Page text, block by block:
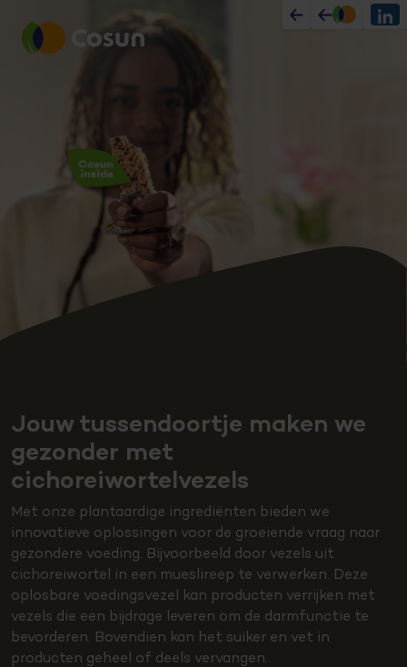
cosun.nl
Jouw tussendoortje maken we
gezonder met
cichoreiwortelvezels
Met onze plantaardige ingrediënten bieden we
innovatieve oplossingen voor de groeiende vraag naar
gezondere voeding. Bijvoorbeeld door vezels uit
cichoreiwortel in een mueslireep te verwerken. Deze
oplosbare voedingsvezel kan producten verrijken met
vezels die een bijdrage leveren om de darmfunctie te
bevorderen. Bovendien kan het suiker en vet in
producten geheel of deels vervangen.